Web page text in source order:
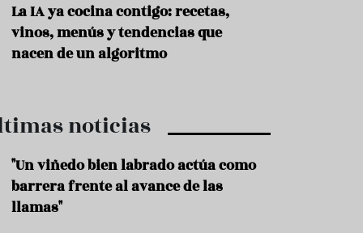
o
d
La IA ya cocina contigo: recetas,
vinos, menús y tendencias que
nacen de un algoritmo
noticias
"Un viñedo bien labrado actúa como
barrera frente al avance de las
llamas"